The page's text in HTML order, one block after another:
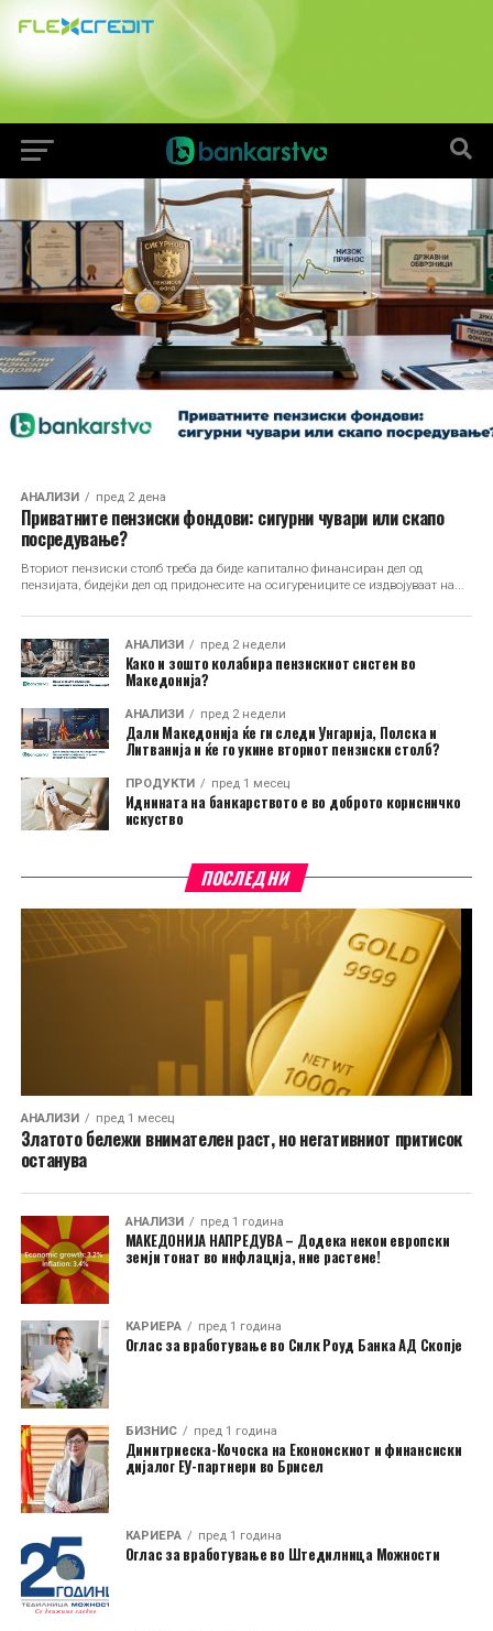
АНАЛИЗИ пред 2 дена
Приватните пензиски фондови: сигурни чувари или скапо
посредување?
Вториот пензиски столб треба да биде капитално финансиран дел од
пензијата, бидејќи дел од придонесите на осигурениците се издвојуваат на...
АНАЛИЗИ пред 2 недели
Како и зошто колабира пензискиот систем во
Македонија?
АНАЛИЗИ пред 2 недели
Дали Македонија ќе ги следи Унгарија, Полска и
Литванија и ќе го укине вториот пензиски столб?
ПРОДУКТИ пред 1 месец
Иднината на банкарството е во доброто корисничко
искуство
ПОСЛЕДНИ
АНАЛИЗИ пред 1 месец
Златото бележи внимателен раст, но негативниот притисок
останува
АНАЛИЗИ пред 1 година
МАКЕДОНИЈА НАПРЕДУВА – Додека некои европски
земји тонат во инфлација, ние растеме!
КАРИЕРА пред 1 година
Оглас за вработување во Силк Роуд Банка АД Скопје
БИЗНИС пред 1 година
Димитриеска-Кочоска на Економскиот и финансиски
дијалог ЕУ-партнери во Брисел
КАРИЕРА пред 1 година
Оглас за вработување во Штедилница Можности